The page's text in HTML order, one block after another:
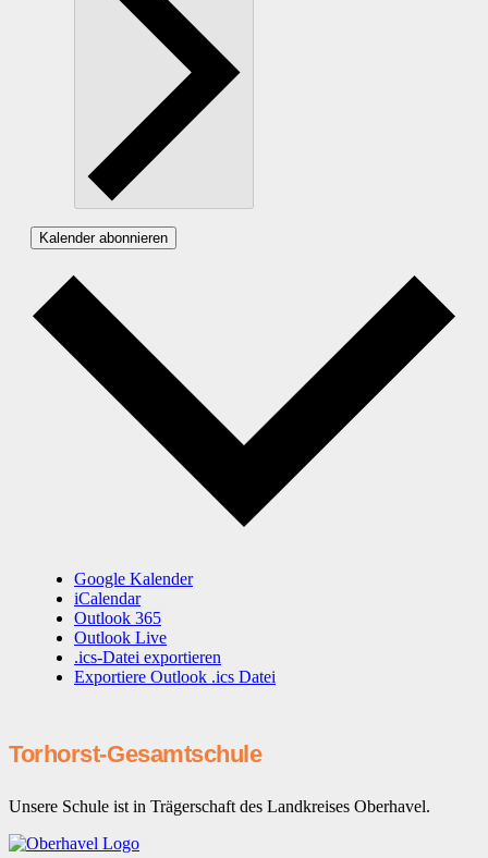
Kalender abonnieren
Google Kalender
iCalendar
Outlook 365
Outlook Live
.ics-Datei exportieren
Exportiere Outlook .ics Datei
Torhorst-Gesamtschule
Unsere Schule ist in Trägerschaft des Landkreises Oberhavel.